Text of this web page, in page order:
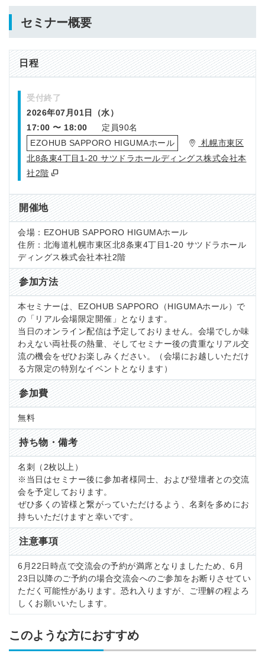
セミナー概要
日程
2026年07月01日（水）
17:00 〜 18:00
定員90名
EZOHUB SAPPORO HIGUMAホール
札幌市東区
北8条東4丁目1-20 サツドラホールディングス株式会社本
社2階
受付終了
開催地
会場：EZOHUB SAPPORO HIGUMAホール
住所：北海道札幌市東区北8条東4丁目1-20 サツドラホール
ディングス株式会社本社2階
参加方法
本セミナーは、EZOHUB SAPPORO（HIGUMAホール）で
の「リアル会場限定開催」となります。
当日のオンライン配信は予定しておりません。会場でしか味
わえない両社長の熱量、そしてセミナー後の貴重なリアル交
流の機会をぜひお楽しみください。（会場にお越しいただけ
る方限定の特別なイベントとなります）
参加費
無料
持ち物・備考
名刺（2枚以上）
※当日はセミナー後に参加者様同士、および登壇者との交流
会を予定しております。
ぜひ多くの皆様と繋がっていただけるよう、名刺を多めにお
持ちいただけますと幸いです。
注意事項
6月22日時点で交流会の予約が満席となりましたため、6月
23日以降のご予約の場合交流会へのご参加をお断りさせてい
ただく可能性があります。恐れ入りますが、ご理解の程よろ
しくお願いいたします。
このような方におすすめ